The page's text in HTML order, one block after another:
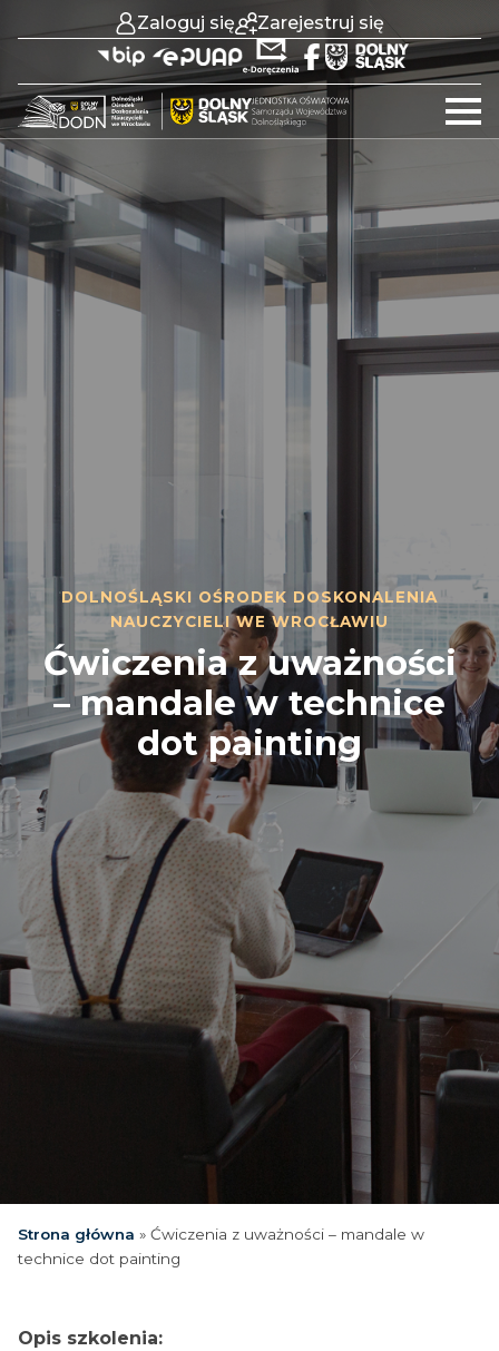
Zaloguj się Zarejestruj się
DOLNOŚLĄSKI OŚRODEK DOSKONALENIA
NAUCZYCIELI WE WROCŁAWIU
Ćwiczenia z uważności
– mandale w technice
dot painting
Strona główna » Ćwiczenia z uważności – mandale w
technice dot painting
Opis szkolenia: